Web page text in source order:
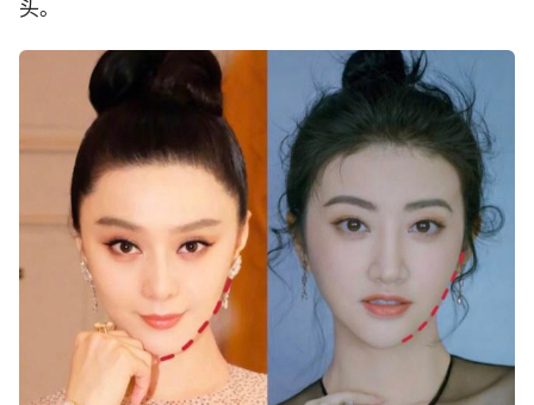
头。